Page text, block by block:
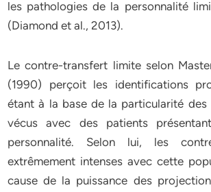
les pathologies de la personnalité
(Diamond et al., 2013).
Le contre-transfert limite selon
(1990) perçoit les identifications
étant à la base de la particularité
vécus avec des patients
personnalité. Selon lui, les
extrêmement intenses avec cette
cause de la puissance des